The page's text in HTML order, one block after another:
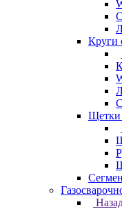
Круги
Щетки